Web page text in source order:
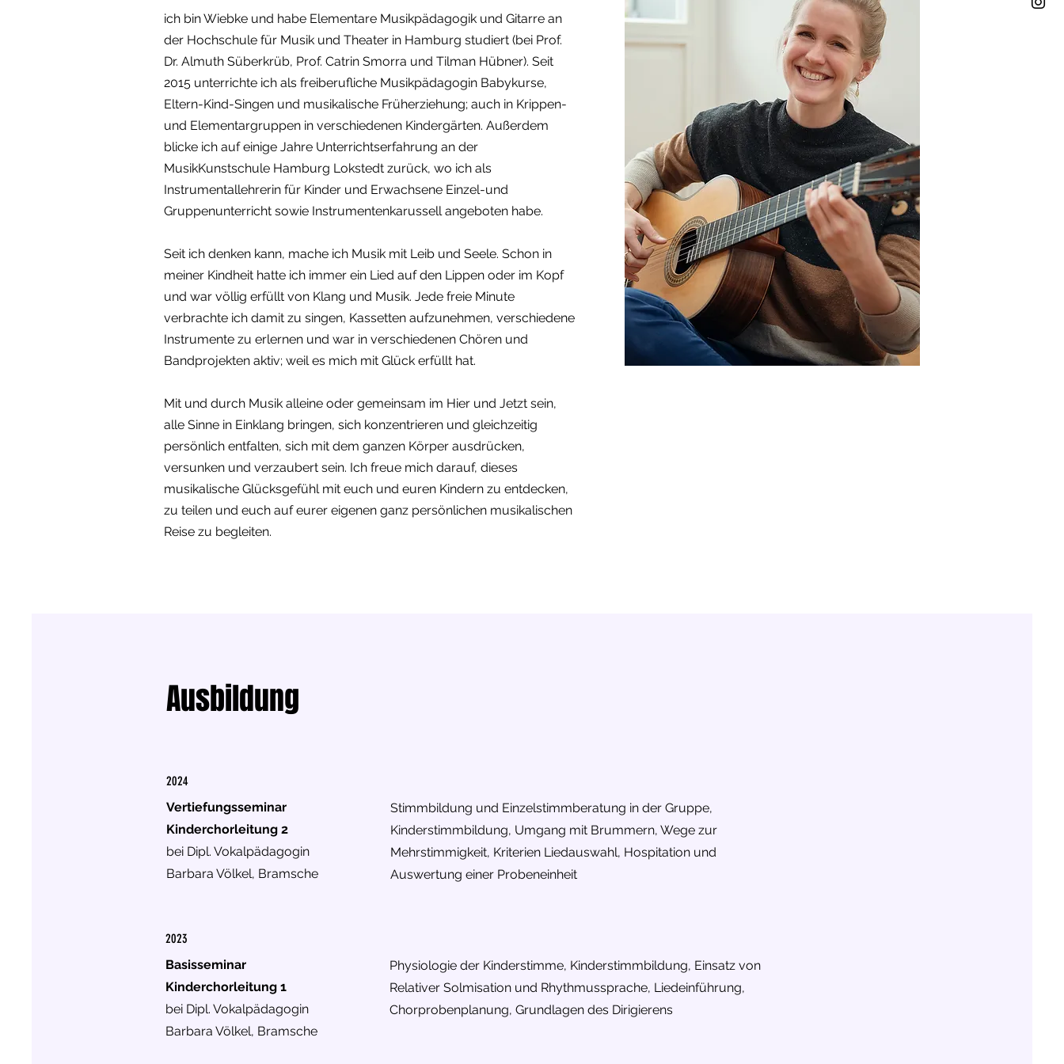
ich bin Wiebke und habe Elementare Musikpädagogik und Gitarre an
der Hochschule für Musik und Theater in Hamburg studiert (bei Prof.
Dr. Almuth Süberkrüb, Prof. Catrin Smorra und Tilman Hübner). Seit
2015 unterrichte ich als freiberufliche Musikpädagogin Babykurse,
Eltern-Kind-Singen und musikalische Früherziehung; auch in Krippen-
und Elementargruppen in verschiedenen Kindergärten. Außerdem
blicke ich auf einige Jahre Unterrichtserfahrung an der
MusikKunstschule Hamburg Lokstedt zurück, wo ich als
Instrumentallehrerin für Kinder und Erwachsene Einzel-und
Gruppenunterricht sowie Instrumentenkarussell angeboten habe.
Seit ich denken kann, mache ich Musik mit Leib und Seele. Schon in
meiner Kindheit hatte ich immer ein Lied auf den Lippen oder im Kopf
und war völlig erfüllt von Klang und Musik. Jede freie Minute
verbrachte ich damit zu singen, Kassetten aufzunehmen, verschiedene
Instrumente zu erlernen und war in verschiedenen Chören und
Bandprojekten aktiv; weil es mich mit Glück erfüllt hat.
Mit und durch Musik alleine oder gemeinsam im Hier und Jetzt sein,
alle Sinne in Einklang bringen, sich konzentrieren und gleichzeitig
persönlich entfalten, sich mit dem ganzen Körper ausdrücken,
versunken und verzaubert sein. Ich freue mich darauf, dieses
musikalische Glücksgefühl mit euch und euren Kindern zu entdecken,
zu teilen und euch auf eurer eigenen ganz persönlichen musikalischen
Reise zu begleiten.
Ausbildung
2024
Vertiefungsseminar
Kinderchorleitung 2
bei Dipl. Vokalpädagogin
Barbara Völkel, Bramsche
Stimmbildung und Einzelstimmberatung in der Gruppe,
Kinderstimmbildung, Umgang mit Brummern, Wege zur
Mehrstimmigkeit, Kriterien Liedauswahl, Hospitation und
Auswertung einer Probeneinheit
2023
Basisseminar
Kinderchorleitung 1
bei Dipl. Vokalpädagogin
Barbara Völkel, Bramsche
Physiologie der Kinderstimme, Kinderstimmbildung, Einsatz von
Relativer Solmisation und Rhythmussprache, Liedeinführung,
Chorprobenplanung, Grundlagen des Dirigierens